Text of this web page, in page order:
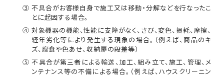
③ 不具合がお客様自身で施工又は移動・分解などを行なったこ
とに起因する場合。
④ 対象機器の機能、性能に支障がなく、さび、変色、損耗、摩擦、
経年劣化等により発生する現象の場合。（例えば、商品のキ
ズ、腐食や色あせ、収納扉の段差等）
⑤ 不具合が第三者による輸送、加工、組み立て、施工、管理、メ
ンテナンス等の不備による場合。（例えば、ハウスクリーニン